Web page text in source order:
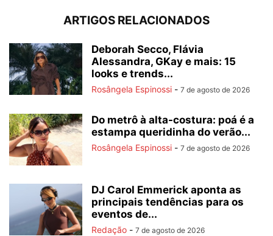
ARTIGOS RELACIONADOS
Deborah Secco, Flávia
Alessandra, GKay e mais: 15
looks e trends...
Rosângela Espinossi - 7 de agosto de 2026
Do metrô à alta-costura: poá é a
estampa queridinha do verão...
Rosângela Espinossi - 7 de agosto de 2026
DJ Carol Emmerick aponta as
principais tendências para os
eventos de...
Redação - 7 de agosto de 2026